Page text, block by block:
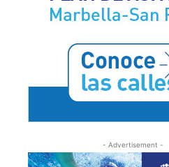
- Advertisement -